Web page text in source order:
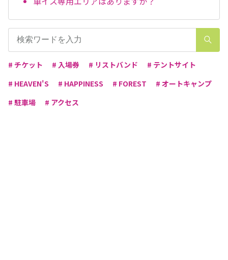
# チケット # 入場券 # リストバンド
# テントサイト
# HEAVEN'S
# HAPPINESS # FOREST
# オートキャンプ
# 駐車場
# アクセス